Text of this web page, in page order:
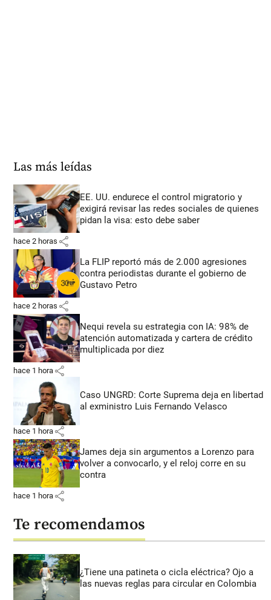
Las más leídas
EE. UU. endurece el control migratorio y
exigirá revisar las redes sociales de quienes
pidan la visa: esto debe saber
hace 2 horas share
La FLIP reportó más de 2.000 agresiones
contra periodistas durante el gobierno de
Gustavo Petro
hace 2 horas share
Nequi revela su estrategia con IA: 98% de
atención automatizada y cartera de crédito
multiplicada por diez
hace 1 hora share
Caso UNGRD: Corte Suprema deja en libertad
al exministro Luis Fernando Velasco
hace 1 hora share
James deja sin argumentos a Lorenzo para
volver a convocarlo, y el reloj corre en su
contra
hace 1 hora share
Te recomendamos
¿Tiene una patineta o cicla eléctrica? Ojo a
las nuevas reglas para circular en Colombia